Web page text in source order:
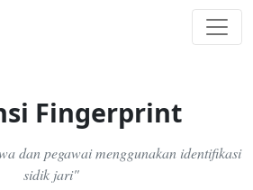
Fingerprint
dan pegawai menggunakan identifikasi
sidik jari"